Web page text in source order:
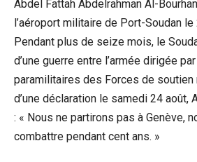
Abdel Fattah Abdelrahman Al-
l’aéroport militaire de Port-Soudan le
Pendant plus de seize mois, le
d’une guerre entre l’armée dirigée
paramilitaires des Forces de soutien
d’une déclaration le samedi 24 août,
: « Nous ne partirons pas à Genève,
combattre pendant cent ans. »